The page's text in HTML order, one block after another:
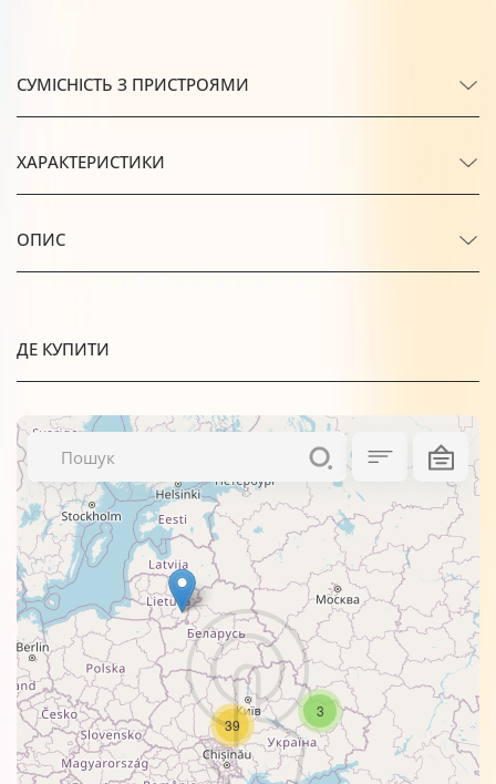
СУМІСНІСТЬ З ПРИСТРОЯМИ
ХАРАКТЕРИСТИКИ
ОПИС
ДЕ КУПИТИ
3
39